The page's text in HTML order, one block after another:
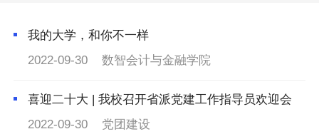
我的大学，和你不一样
2022-09-30
数智会计与金融学院
喜迎二十大 | 我校召开省派党建工作指导员欢迎会
2022-09-30
党团建设